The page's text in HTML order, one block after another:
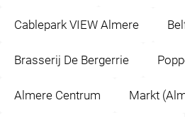
Cablepark VIEW Almere
Brasserij De Bergerrie
Almere Centrum Markt